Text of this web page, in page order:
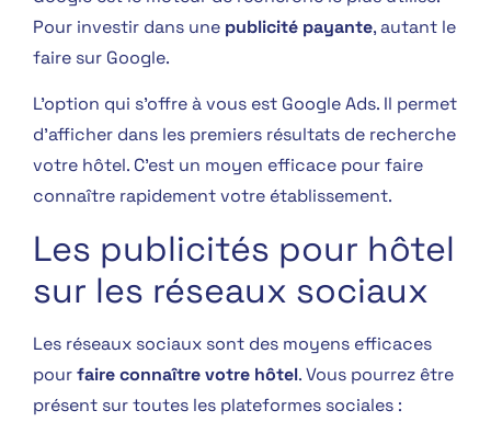
Pour investir dans une publicité payante, autant le
faire sur Google.
L’option qui s’offre à vous est Google Ads. Il permet
d’afficher dans les premiers résultats de recherche
votre hôtel. C’est un moyen efficace pour faire
connaître rapidement votre établissement.
Les publicités pour hôtel
sur les réseaux sociaux
Les réseaux sociaux sont des moyens efficaces
pourfaire connaître votre hôtel. Vous pourrez être
présent sur toutes les plateformes sociales :